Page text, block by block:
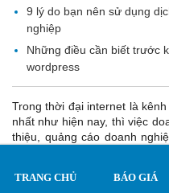
9 lý do bạn nên sử dụng
nghiệp
Những điều cần biết trước
wordpress
Trong thời đại internet là
nhất như hiện nay, thì việc
thiệu, quảng cáo doanh
sẽ làm cho doanh nghiệp bị
TRANG CHỦ BÁO GIÁ